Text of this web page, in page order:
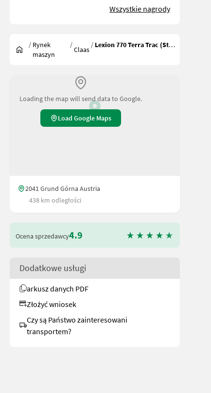
Wszystkie nagrody
/ Rynek
maszyn
/
Claas
/ Lexion 770 Terra Trac (Stage IV)
Loading the map will send data to Google.
Load Google Maps
2041 Grund Górna Austria
438 km odległości
Ocena sprzedawcy4.9
Dodatkowe usługi
arkusz danych PDF
Złożyć wniosek
Czy są Państwo zainteresowani
transportem?